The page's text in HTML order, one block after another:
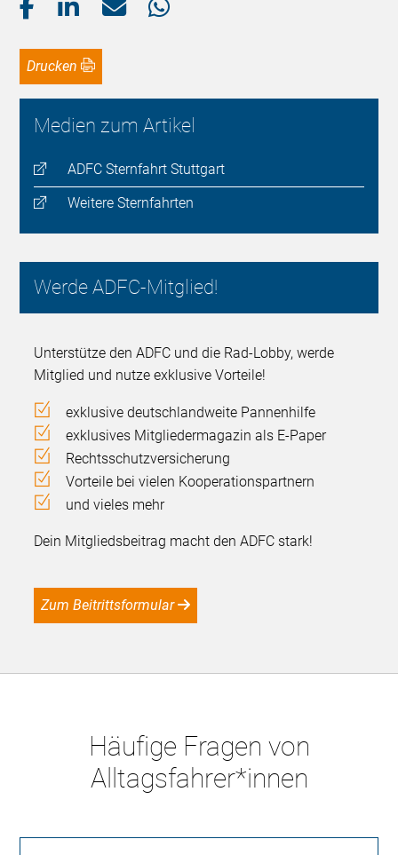
Drucken
Medien zum Artikel
ADFC Sternfahrt Stuttgart
Weitere Sternfahrten
Werde ADFC-Mitglied!
Unterstütze den ADFC und die Rad-Lobby, werde
Mitglied und nutze exklusive Vorteile!
exklusive deutschlandweite Pannenhilfe
exklusives Mitgliedermagazin als E-Paper
Rechtsschutzversicherung
Vorteile bei vielen Kooperationspartnern
und vieles mehr
Dein Mitgliedsbeitrag macht den ADFC stark!
Zum Beitrittsformular
Häufige Fragen von
Alltagsfahrer*innen